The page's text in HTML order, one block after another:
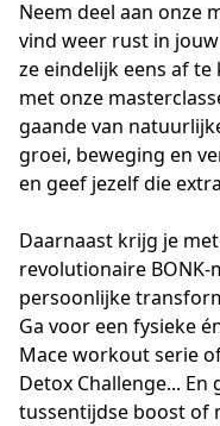
Neem deel aan onze
vind weer rust in
ze eindelijk eens af
met onze
gaande van
groei, beweging en
en geef jezelf die
Daarnaast krijg je
revolutionaire
persoonlijke
Ga voor een fysieke
Mace workout serie
Detox Challenge...
tussentijdse boost of